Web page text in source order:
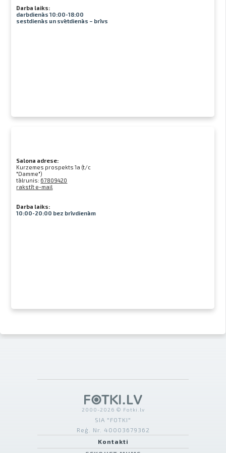
Darba laiks:
darbdienās 10:00-18:00
sestdienās un svētdienās – brīvs
Salona adrese:
Kurzemes prospekts 1a (t/c
"Damme")
tālrunis: 67809420
rakstīt e-mail
Darba laiks:
10:00-20:00 bez brīvdienām
2000-2026 © Fotki.lv
SIA "FOTKI"
Reģ. Nr. 40003679362
Kontakti